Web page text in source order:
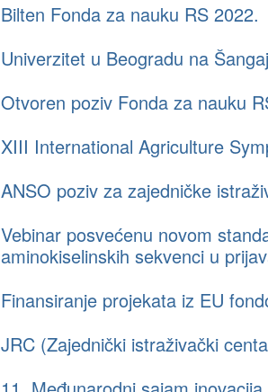
Bilten Fonda za nauku RS 2022.
Univerzitet u Beogradu na
Otvoren poziv Fonda za nauku
XIII International Agriculture
ANSO poziv za zajedničke
Vebinar posvećenu novom
aminokiselinskih sekvenci u
Finansiranje projekata iz EU
JRC (Zajednički istraživački